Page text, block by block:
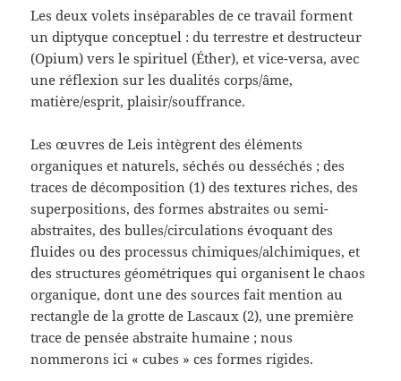
Les deux volets inséparables de ce travail forment
un diptyque conceptuel : du terrestre et destructeur
(Opium) vers le spirituel (Éther), et vice-versa, avec
une réflexion sur les dualités corps/âme,
matière/esprit, plaisir/souffrance.
Les œuvres de Leis intègrent des éléments
organiques et naturels, séchés ou desséchés ; des
traces de décomposition (1) des textures riches, des
superpositions, des formes abstraites ou semi-
abstraites, des bulles/circulations évoquant des
fluides ou des processus chimiques/alchimiques, et
des structures géométriques qui organisent le chaos
organique, dont une des sources fait mention au
rectangle de la grotte de Lascaux (2), une première
trace de pensée abstraite humaine ; nous
nommerons ici « cubes » ces formes rigides.